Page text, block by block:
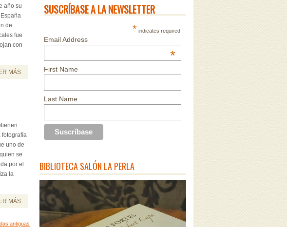
año su
de
fue
con
MÁS
fotografía
uno de
se
por el
la
MÁS
antiguas
SUSCRÍBASE A LA NEWSLETTER
* indicates required
Email Address
*
First Name
Last Name
BIBLIOTECA SALÓN LA PERLA